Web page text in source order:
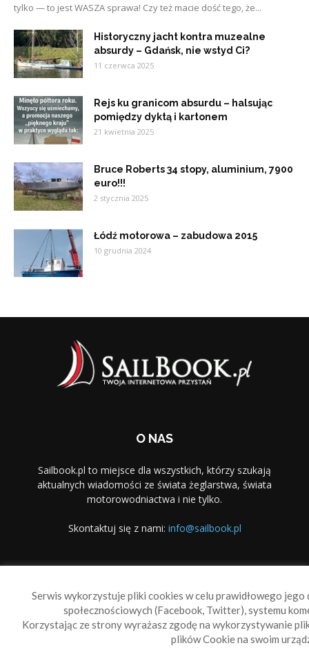
tylko — to jest WASZA sprawa! Czy też macie dość tego, że...
Historyczny jacht kontra muzealne
absurdy – Gdańsk, nie wstyd Ci?
11 czerwca 2025
Rejs ku granicom absurdu – halsując
pomiędzy dyktą i kartonem
21 kwietnia 2025
Bruce Roberts 34 stopy, aluminium, 7900
euro!!!
2 stycznia 2025
Łódź motorowa – zabudowa 2015
10 grudnia 2024
O NAS
Sailbook.pl to miejsce dla wszystkich, którzy szukają
aktualnych wiadomości ze świata żeglarstwa, świata
motorowodniactwa i nie tylko.
Skontaktuj się z nami: info@sailbook.pl
Serwis wykorzystuje pliki cookies w celu prawidłowego
społecznościowych (Facebook, Twitter), systemu
Korzystając ze strony wyrażasz zgodę na wykorzystywanie
plików Cookie na swoim